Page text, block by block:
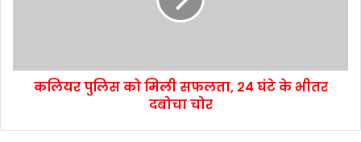
कलियर पुलिस को मिली सफलता, 24 घंटे के भीतर
दबोचा चोर